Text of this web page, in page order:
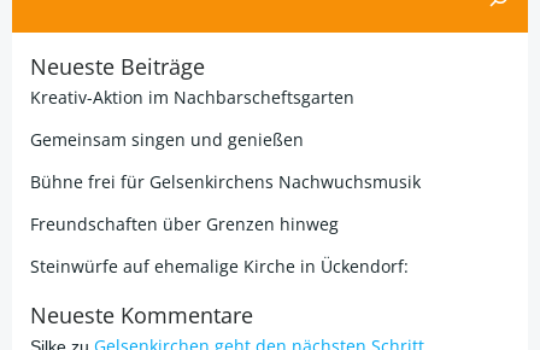
Neueste Beiträge
Kreativ-Aktion im Nachbarscheftsgarten
Gemeinsam singen und genießen
Bühne frei für Gelsenkirchens Nachwuchsmusik
Freundschaften über Grenzen hinweg
Steinwürfe auf ehemalige Kirche in Ückendorf:
Neueste Kommentare